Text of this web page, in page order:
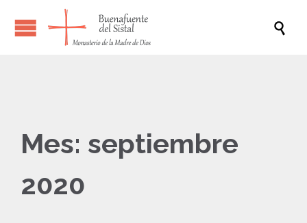

Mes: septiembre
2020